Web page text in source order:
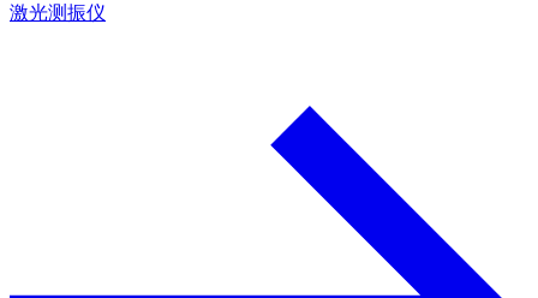
激光测振仪